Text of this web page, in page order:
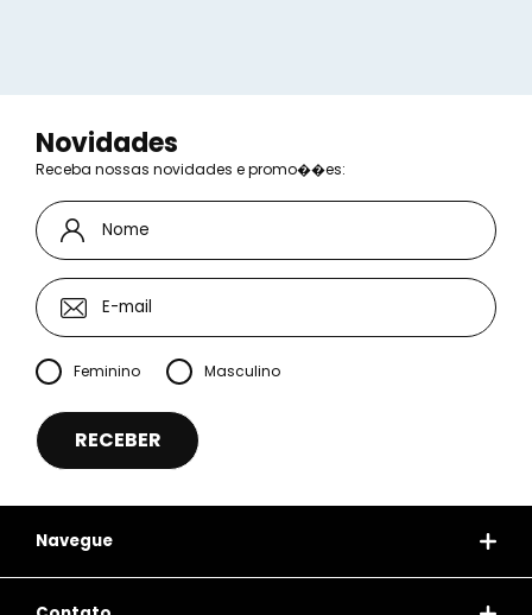
Novidades
Receba nossas novidades e promo��es:
Feminino Masculino
Navegue